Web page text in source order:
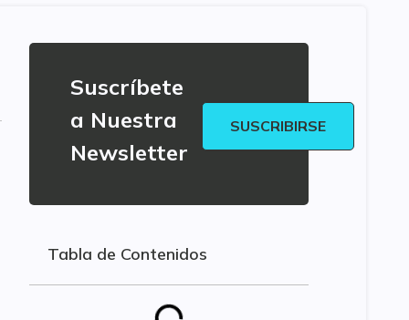
Suscríbete
a Nuestra
Newsletter
SUSCRIBIRSE
Tabla de Contenidos